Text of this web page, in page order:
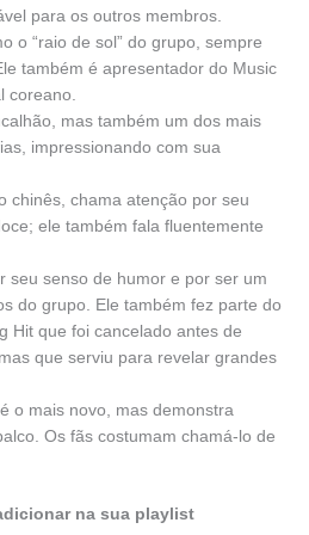
para os outros membros.
o “raio de sol” do grupo, sempre
também é apresentador do Music
coreano.
mas também um dos mais
impressionando com sua
chinês, chama atenção por seu
ele também fala fluentemente
seu senso de humor e por ser um
do grupo. Ele também fez parte do
Hit que foi cancelado antes de
que serviu para revelar grandes
o mais novo, mas demonstra
Os fãs costumam chamá-lo de
na sua playlist